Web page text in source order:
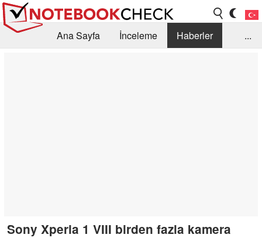
Ana Sayfa İnceleme
Haberler
...
Sony Xperia 1 VIII birden fazla kamera